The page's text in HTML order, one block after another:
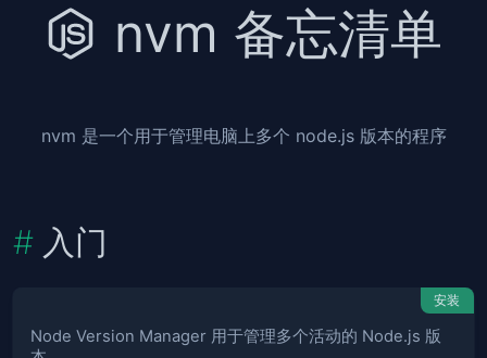
nvm 备忘清单
nvm 是一个用于管理电脑上多个 node.js 版本的程序
入门
安装
Node Version Manager 用于管理多个活动的 Node.js 版